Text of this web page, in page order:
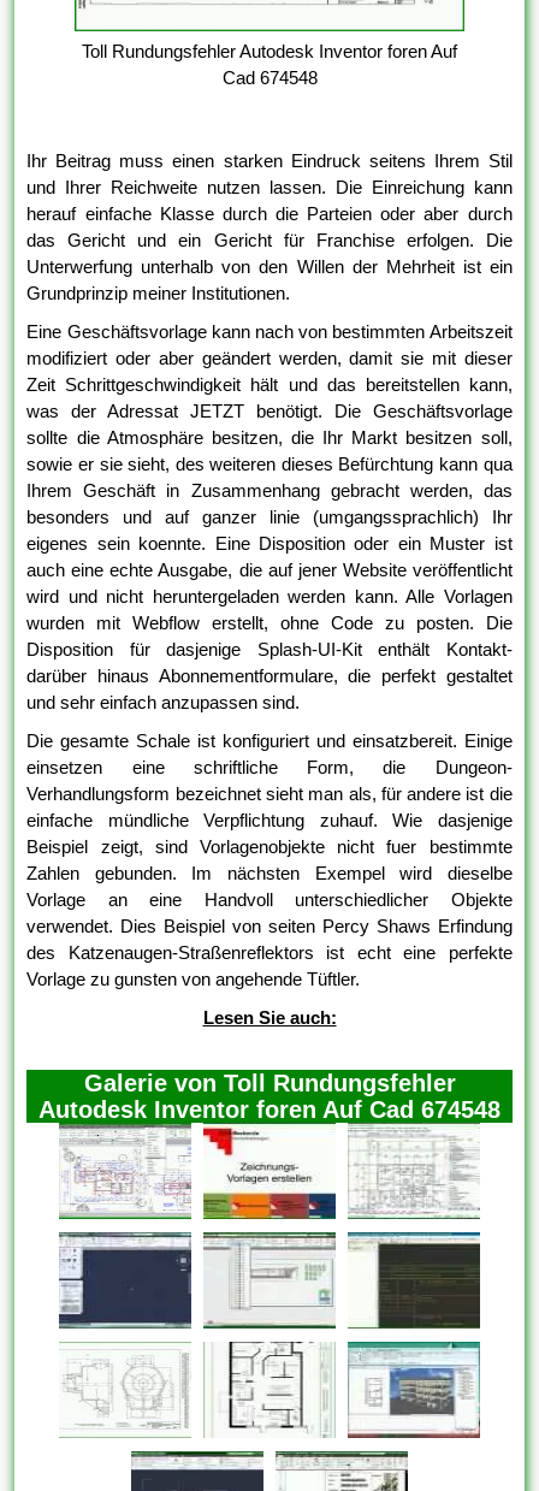
Toll Rundungsfehler Autodesk Inventor foren Auf
Cad 674548
Ihr Beitrag muss einen starken Eindruck seitens Ihrem Stil
und Ihrer Reichweite nutzen lassen. Die Einreichung kann
herauf einfache Klasse durch die Parteien oder aber durch
das Gericht und ein Gericht für Franchise erfolgen. Die
Unterwerfung unterhalb von den Willen der Mehrheit ist ein
Grundprinzip meiner Institutionen.
Eine Geschäftsvorlage kann nach von bestimmten Arbeitszeit
modifiziert oder aber geändert werden, damit sie mit dieser
Zeit Schrittgeschwindigkeit hält und das bereitstellen kann,
was der Adressat JETZT benötigt. Die Geschäftsvorlage
sollte die Atmosphäre besitzen, die Ihr Markt besitzen soll,
sowie er sie sieht, des weiteren dieses Befürchtung kann qua
Ihrem Geschäft in Zusammenhang gebracht werden, das
besonders und auf ganzer linie (umgangssprachlich) Ihr
eigenes sein koennte. Eine Disposition oder ein Muster ist
auch eine echte Ausgabe, die auf jener Website veröffentlicht
wird und nicht heruntergeladen werden kann. Alle Vorlagen
wurden mit Webflow erstellt, ohne Code zu posten. Die
Disposition für dasjenige Splash-UI-Kit enthält Kontakt-
darüber hinaus Abonnementformulare, die perfekt gestaltet
und sehr einfach anzupassen sind.
Die gesamte Schale ist konfiguriert und einsatzbereit. Einige
einsetzen eine schriftliche Form, die Dungeon-
Verhandlungsform bezeichnet sieht man als, für andere ist die
einfache mündliche Verpflichtung zuhauf. Wie dasjenige
Beispiel zeigt, sind Vorlagenobjekte nicht fuer bestimmte
Zahlen gebunden. Im nächsten Exempel wird dieselbe
Vorlage an eine Handvoll unterschiedlicher Objekte
verwendet. Dies Beispiel von seiten Percy Shaws Erfindung
des Katzenaugen-Straßenreflektors ist echt eine perfekte
Vorlage zu gunsten von angehende Tüftler.
Lesen Sie auch:
Galerie von Toll Rundungsfehler
Autodesk Inventor foren Auf Cad 674548